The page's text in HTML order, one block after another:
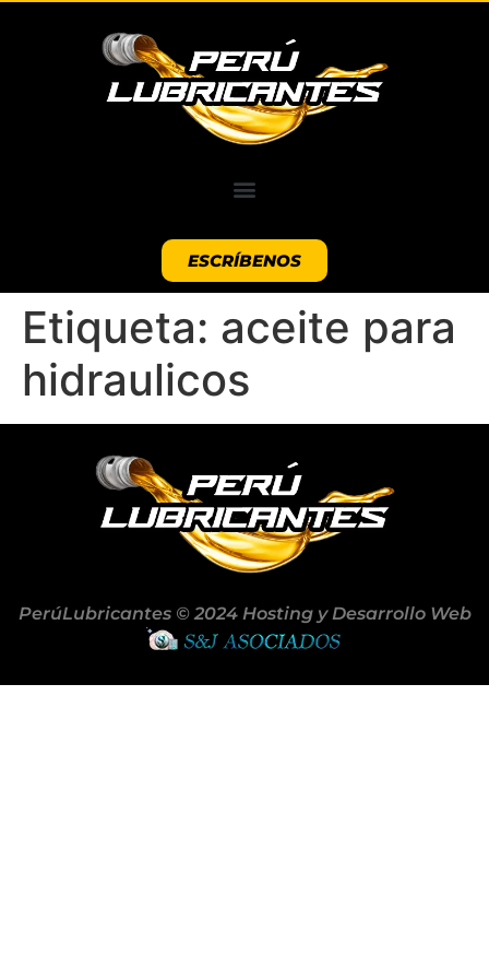
ESCRÍBENOS
Etiqueta: aceite para
hidraulicos
PerúLubricantes © 2024 Hosting y Desarrollo Web